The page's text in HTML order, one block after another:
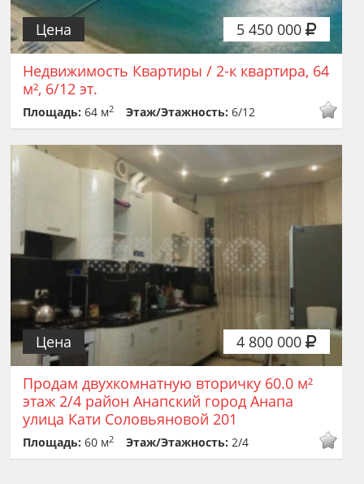
5 450 000
Цена
Недвижимость Квартиры / 2-к квартира, 64
м², 6/12 эт.
Площадь:64 м2 Этаж/Этажность:6/12
4 800 000
Цена
Продам двухкомнатную вторичку 60.0 м²
этаж 2/4 район Анапский город Анапа
улица Кати Соловьяновой 201
Площадь:60 м2 Этаж/Этажность:2/4